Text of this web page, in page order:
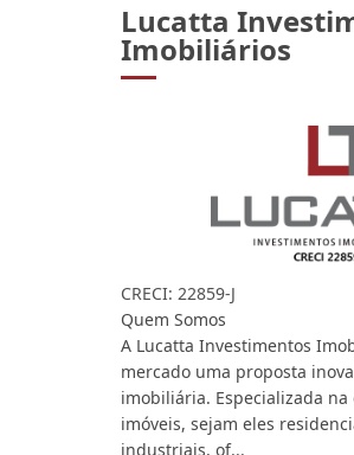
Lucatta
Imobiliários
CRECI: 22859-J
Quem Somos
A Lucatta Investimentos
mercado uma proposta
imobiliária. Especializada
imóveis, sejam eles
industriais, of...